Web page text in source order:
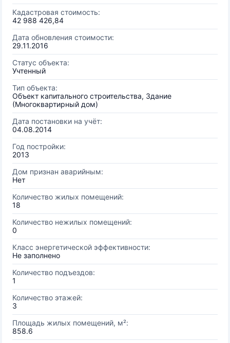
Кадастровая стоимость:
42 988 426,84
Дата обновления стоимости:
29.11.2016
Статус объекта:
Учтенный
Тип объекта:
Объект капитального строительства, Здание
(Многоквартирный дом)
Дата постановки на учёт:
04.08.2014
Год постройки:
2013
Дом признан аварийным:
Нет
Количество жилых помещений:
18
Количество нежилых помещений:
0
Класс энергетической эффективности:
Не заполнено
Количество подъездов:
1
Количество этажей:
3
Площадь жилых помещений, м²:
858.6